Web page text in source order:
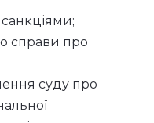
справи про
суду про